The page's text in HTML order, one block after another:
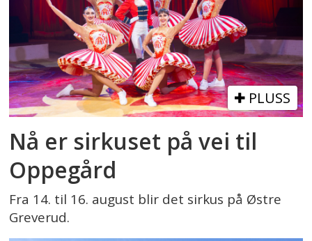
PLUSS
Nå er sirkuset på vei til
Oppegård
Fra 14. til 16. august blir det sirkus på Østre
Greverud.